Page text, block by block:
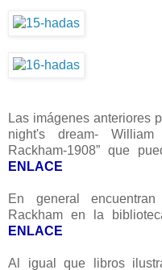
Las imágenes anteriores
night's dream- William
Rackham-1908” que
ENLACE
En general
Rackham en la
ENLACE
Al igual que libros